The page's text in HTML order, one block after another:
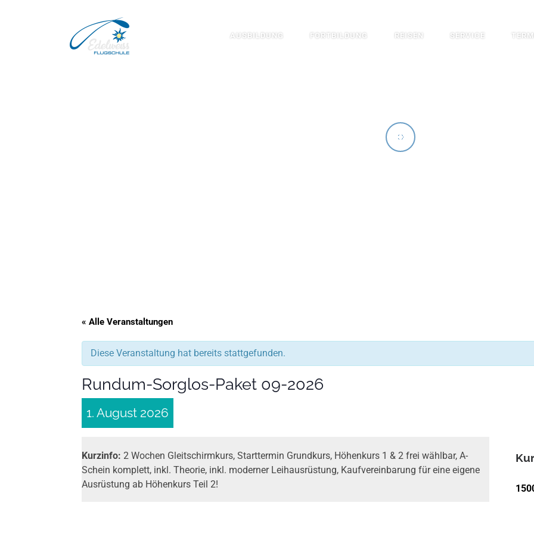
AUSBILDUNG FORTBILDUNG REISEN SERVICE
# START THE BEST ADVENTURE IN
« Alle Veranstaltungen
Diese Veranstaltung hat bereits stattgefunden.
Rundum-Sorglos-Paket 09-2026
1. August 2026
Kurzinfo: 2 Wochen Gleitschirmkurs, Starttermin Grundkurs, Höhenkurs 1 & 2 frei wählbar, A-
Schein komplett, inkl. Theorie, inkl. moderner Leihausrüstung, Kaufvereinbarung für eine eigene
Ausrüstung ab Höhenkurs Teil 2!